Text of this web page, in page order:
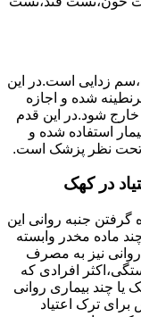
زدایی است.در این
شده و اجازه
خارج شود.در این قدم
استفاده شده و
تحت نظر پزشک است.
در کهک
گرفتن جنبه روانی این
ماده مخدر وابسته
نیز به مصرف
افرادی که
یا چند بیماری روانی
ترک اعتیاد